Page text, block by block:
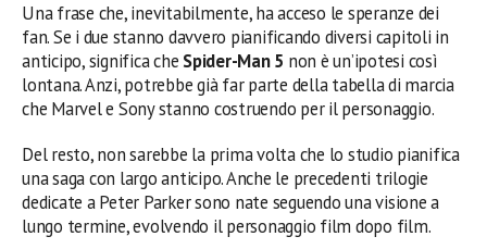
Una frase che, inevitabilmente, ha acceso le speranze dei
fan. Se i due stanno davvero pianificando diversi capitoli in
anticipo, significa che Spider-Man 5 non è un’ipotesi così
lontana. Anzi, potrebbe già far parte della tabella di marcia
che Marvel e Sony stanno costruendo per il personaggio.
Del resto, non sarebbe la prima volta che lo studio pianifica
una saga con largo anticipo. Anche le precedenti trilogie
dedicate a Peter Parker sono nate seguendo una visione a
lungo termine, evolvendo il personaggio film dopo film.